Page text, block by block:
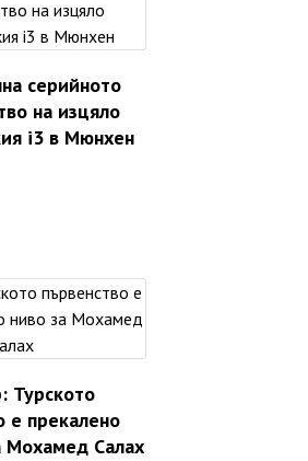
серийното
на изцяло
i3 в Мюнхен
Турското
е прекалено
Мохамед Салах